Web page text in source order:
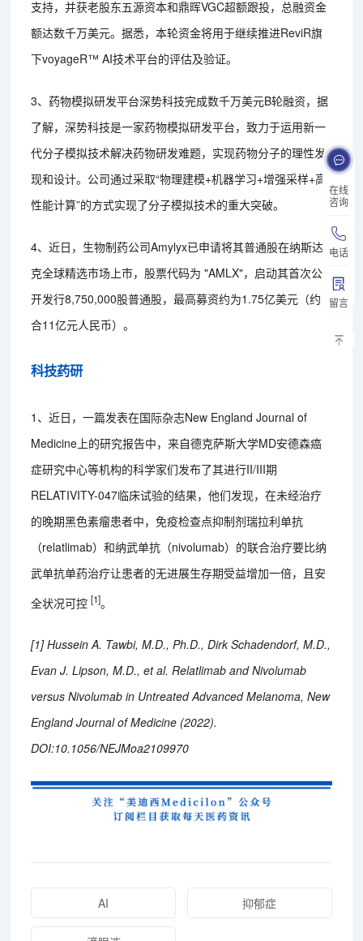
在线
咨询
电话
留言
支持，并获老股东五源资本和鼎晖VGC超额跟投，总融资金
额达数千万美元。据悉，本轮资金将用于继续推进ReviR旗
下voyageR™ AI技术平台的评估及验证。
3、药物模拟研发平台深势科技完成数千万美元B轮融资，据
了解，深势科技是一家药物模拟研发平台，致力于运用新一
代分子模拟技术解决药物研发难题，实现药物分子的理性发
现和设计。公司通过采取“物理建模+机器学习+增强采样+高
性能计算”的方式实现了分子模拟技术的重大突破。
4、近日，生物制药公司Amylyx已申请将其普通股在纳斯达
克全球精选市场上市，股票代码为 "AMLX"，启动其首次公
开发行8,750,000股普通股，最高募资约为1.75亿美元（约
合11亿元人民币）。
科技药研
1、近日，一篇发表在国际杂志New England Journal of
Medicine上的研究报告中，来自德克萨斯大学MD安德森癌
症研究中心等机构的科学家们发布了其进行II/III期
RELATIVITY-047临床试验的结果，他们发现，在未经治疗
的晚期黑色素瘤患者中，免疫检查点抑制剂瑞拉利单抗
（relatlimab）和纳武单抗（nivolumab）的联合治疗要比纳
武单抗单药治疗让患者的无进展生存期受益增加一倍，且安
全状况可控[1]。
[1] Hussein A. Tawbi, M.D., Ph.D., Dirk Schadendorf, M.D.,
Evan J. Lipson, M.D., et al. Relatlimab and Nivolumab
versus Nivolumab in Untreated Advanced Melanoma, New
England Journal of Medicine (2022).
DOI:10.1056/NEJMoa2109970
AI 抑郁症